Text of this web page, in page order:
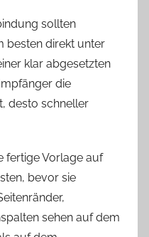
sollten
besten direkt unter
klar abgesetzten
die
desto schneller
fertige Vorlage auf
bevor sie
sehen auf dem